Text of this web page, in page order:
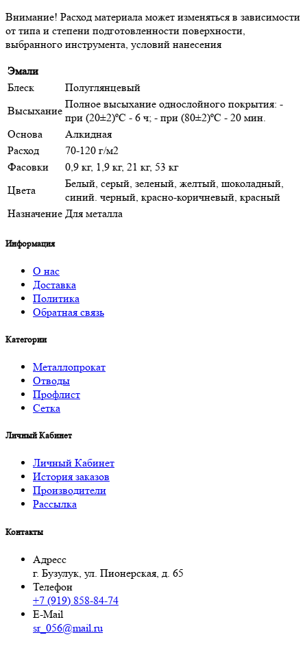
Внимание! Расход материала может изменяться в зависимости
от типа и степени подготовленности поверхности,
выбранного инструмента, условий нанесения
Эмали
Блеск
Полуглянцевый
Высыхание
Полное высыхание однослойного покрытия: -
при (20±2)ºС - 6 ч; - при (80±2)ºС - 20 мин.
Основа
Алкидная
Расход
70-120 г/м2
Фасовки
0,9 кг, 1,9 кг, 21 кг, 53 кг
Цвета
Белый, серый, зеленый, желтый, шоколадный,
синий. черный, красно-коричневый, красный
Назначение Для металла
Информация
О нас
Доставка
Политика
Обратная связь
Категории
Металлопрокат
Отводы
Профлист
Сетка
Личный Кабинет
Личный Кабинет
История заказов
Производители
Рассылка
Контакты
Адресс
г. Бузулук, ул. Пионерская, д. 65
Телефон
+7 (919) 858-84-74
E-Mail
sr_056@mail.ru